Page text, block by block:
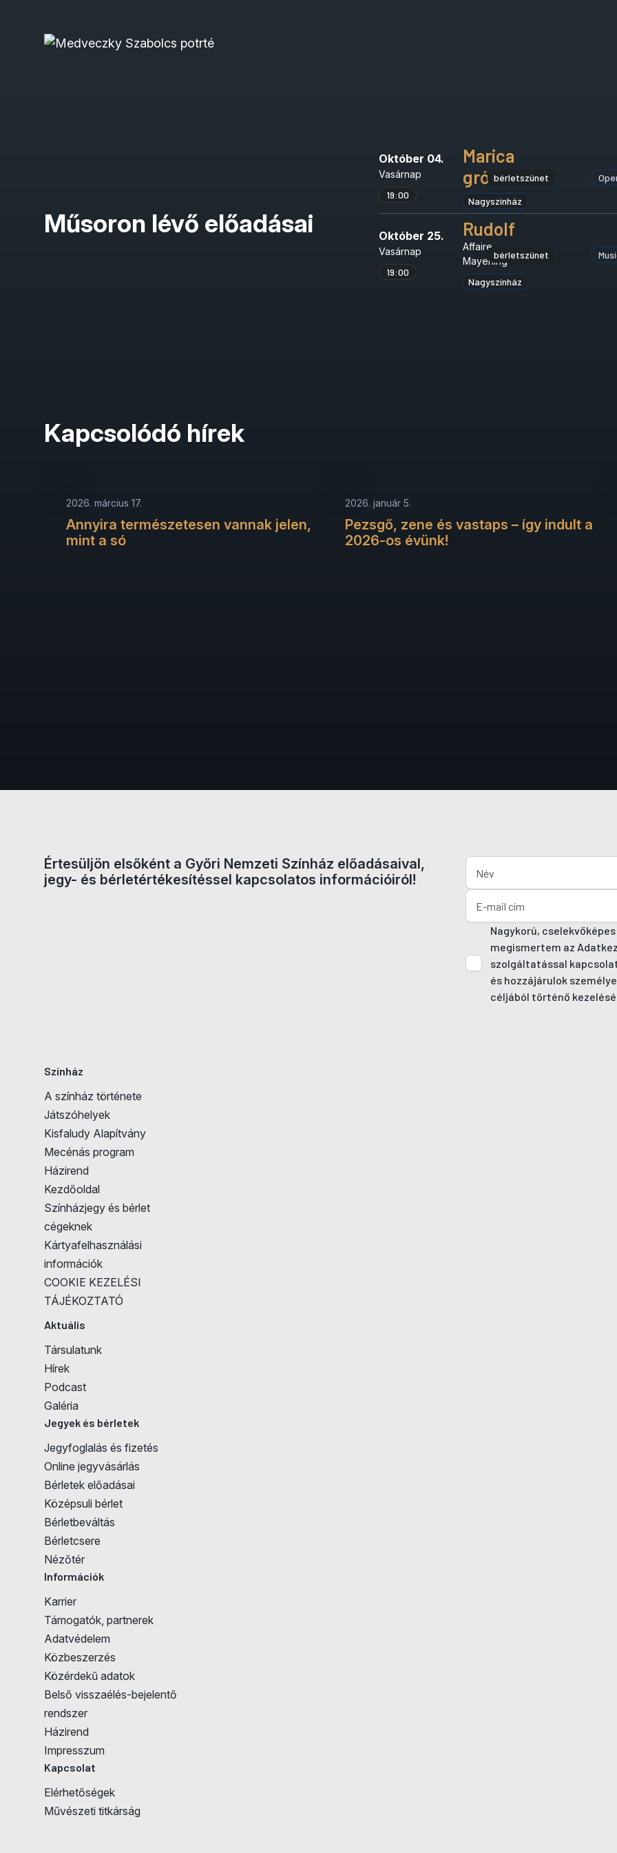
Műsoron lévő előadásai
Október 04.
Vasárnap
19:00
Marica
grófnő
Nagyszínház
bérletszünet
Október 25.
Vasárnap
19:00
Rudolf
Affaire
Mayerling
Nagyszínház
bérletszünet
Kapcsolódó hírek
2026. március 17.
Annyira természetesen vannak jelen,
mint a só
2026. január 5.
Pezsgő, zene és vastaps – így indult a
2026-os évünk!
Értesüljön elsőként a Győri Nemzeti Színház előadásaival,
jegy- és bérletértékesítéssel kapcsolatos információiról!
Nagykorú,
megismertem az
szolgáltatással
és hozzájárulok
céljából történő
Színház
A színház története
Játszóhelyek
Kisfaludy Alapítvány
Mecénás program
Házirend
Kezdőoldal
Színházjegy és bérlet
cégeknek
Kártyafelhasználási
információk
COOKIE KEZELÉSI
TÁJÉKOZTATÓ
Aktuális
Társulatunk
Hírek
Podcast
Galéria
Jegyek és bérletek
Jegyfoglalás és fizetés
Online jegyvásárlás
Bérletek előadásai
Középsuli bérlet
Bérletbeváltás
Bérletcsere
Nézőtér
Információk
Karrier
Támogatók, partnerek
Adatvédelem
Közbeszerzés
Közérdekű adatok
Belső visszaélés-bejelentő
rendszer
Házirend
Impresszum
Kapcsolat
Elérhetőségek
Művészeti titkárság